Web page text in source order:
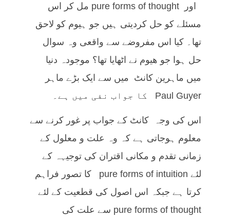
اور pure forms of thought مل کر اس
مسئلے کو حل کردیتی ہیں جو ہیوم کو لاحق
تھا۔ کیا اس مفروضے سے واقعی وہ سوال
حل ہوا جو ھیوم نے اٹھایا تھا؟ موجودہ دنیا
میں ماہرین کانٹ میں سے ایک بڑے ماہر
Paul Guyer کا جواب نفی میں ہے۔
اس کی وجہ کانٹ کے جواب پر غور کرنے سے
معلوم ہوجاتی ہے کہ وہ علت و معلول کے
زمانی تقدم و مکانی اقتران کی توجیہہ کے
لئے pure forms of intuition کا تصور فراہم
کرتا ہے جبکہ اس اصول کی قطعیت کے لئے
pure forms of thought سے علت کی